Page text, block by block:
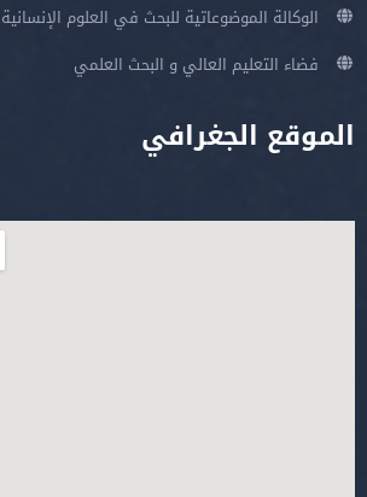
الوكالة الموضوعاتية للبحث في العلوم
فضاء التعليم العالي و البحث العلمي
الموقع الجغرافي